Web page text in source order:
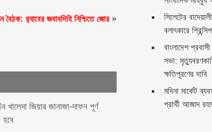
বৈঠক: র‍্যাবের জবাবদিহি নিশ্চিতে জোর»
খালেদা জিয়ার জানাজা-দাফন পূর্ণ
হবে
সিলেটের
বলাৎকারে
বাংলাদেশ
সভা:
ক্ষতিপূরণের দাবি
মদিনা মার্কেট
প্রার্থী আজাদ